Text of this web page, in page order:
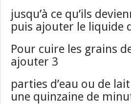
jusqu’à ce qu’ils
puis ajouter le liquide
Pour cuire les grains
ajouter 3
parties d’eau ou de
une quinzaine de